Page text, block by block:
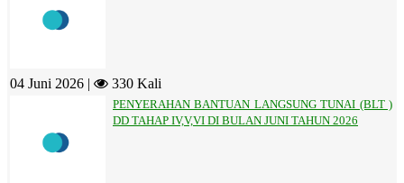
04 Juni 2026 | 330 Kali
PENYERAHAN BANTUAN LANGSUNG TUNAI (BLT )
DD TAHAP IV,V,VI DI BULAN JUNI TAHUN 2026